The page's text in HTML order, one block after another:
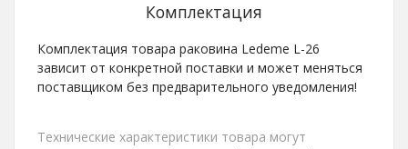
Комплектация
Комплектация товара раковина Ledeme L-26
зависит от конкретной поставки и может меняться
поставщиком без предварительного уведомления!
Технические характеристики товара могут